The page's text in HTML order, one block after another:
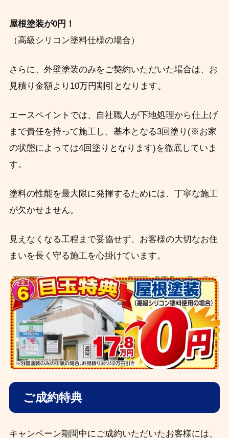
屋根塗装が0円！
（高級シリコン塗料仕様の場合）
さらに、外壁塗装のみをご契約いただいた場合は、お
見積り金額より10万円割引となります。
エースペイントでは、自社職人が下地処理から仕上げ
まで責任を持って施工し、基本となる3回塗り(※お家
の状態によっては4回塗りとなります)を徹底していま
す。
塗料の性能を最大限に発揮するためには、丁寧な施工
が欠かせません。
見えなくなる工程まで妥協せず、お客様の大切なお住
まいを長く守る施工を心掛けています。
ご成約特典
キャンペーン期間中にご成約いただいたお客様には、